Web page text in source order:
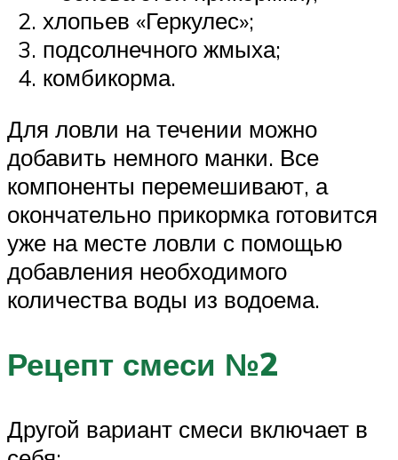
хлопьев «Геркулес»;
подсолнечного жмыха;
комбикорма.
Для ловли на течении можно
добавить немного манки. Все
компоненты перемешивают, а
окончательно прикормка готовится
уже на месте ловли с помощью
добавления необходимого
количества воды из водоема.
Рецепт смеси №2
Другой вариант смеси включает в